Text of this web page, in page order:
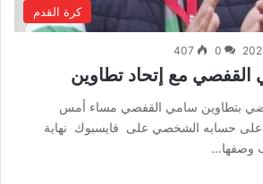
كرة القدم
0
407
القفصي مع إتحاد تطاوين
بتطاوين سامي القفصي مساء أمس
على حسابه الشخصي على فايسبوك نهاية
وصفها…